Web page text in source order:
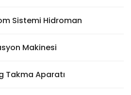
Sistemi Hidroman
Makinesi
Takma Aparatı